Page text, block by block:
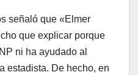
señaló que «Elmer
que explicar porque
ni ha ayudado al
estadista. De hecho, en